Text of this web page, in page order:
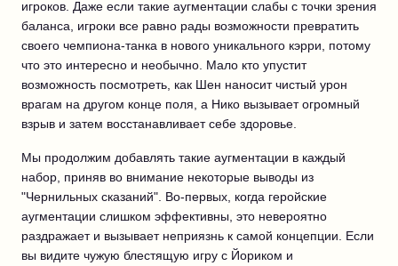
игроков. Даже если такие аугментации слабы с точки зрения
баланса, игроки все равно рады возможности превратить
своего чемпиона-танка в нового уникального кэрри, потому
что это интересно и необычно. Мало кто упустит
возможность посмотреть, как Шен наносит чистый урон
врагам на другом конце поля, а Нико вызывает огромный
взрыв и затем восстанавливает себе здоровье.
Мы продолжим добавлять такие аугментации в каждый
набор, приняв во внимание некоторые выводы из
"Чернильных сказаний". Во-первых, когда геройские
аугментации слишком эффективны, это невероятно
раздражает и вызывает неприязнь к самой концепции. Если
вы видите чужую блестящую игру с Йориком и